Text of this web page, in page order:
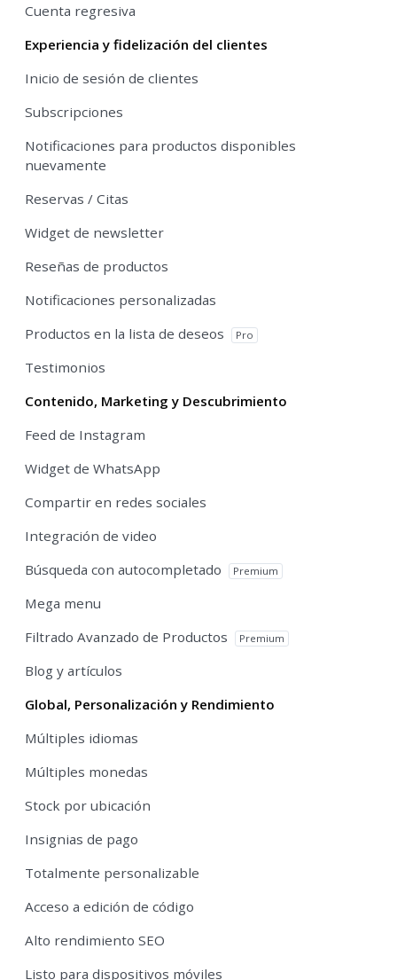
Cuenta regresiva
Experiencia y fidelización del clientes
Inicio de sesión de clientes
Subscripciones
Notificaciones para productos disponibles
nuevamente
Reservas / Citas
Widget de newsletter
Reseñas de productos
Notificaciones personalizadas
Productos en la lista de deseos
Pro
Testimonios
Contenido, Marketing y Descubrimiento
Feed de Instagram
Widget de WhatsApp
Compartir en redes sociales
Integración de video
Búsqueda con autocompletado
Premium
Mega menu
Filtrado Avanzado de Productos
Premium
Blog y artículos
Global, Personalización y Rendimiento
Múltiples idiomas
Múltiples monedas
Stock por ubicación
Insignias de pago
Totalmente personalizable
Acceso a edición de código
Alto rendimiento SEO
Listo para dispositivos móviles